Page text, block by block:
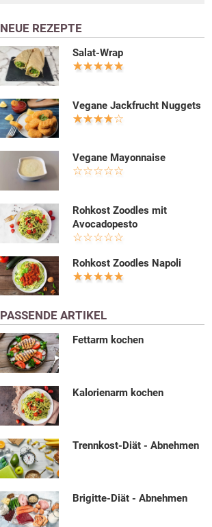
NEUE REZEPTE
Salat-Wrap
Vegane Jackfrucht Nuggets
Vegane Mayonnaise
Rohkost Zoodles mit
Avocadopesto
Rohkost Zoodles Napoli
PASSENDE ARTIKEL
Fettarm kochen
Kalorienarm kochen
Trennkost-Diät - Abnehmen
Brigitte-Diät - Abnehmen